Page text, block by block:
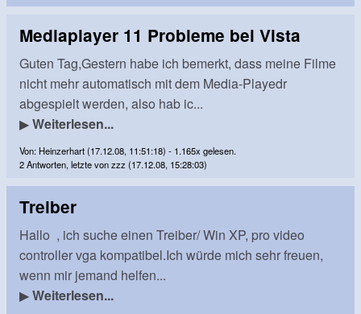
Mediaplayer 11 Probleme bei Vista
Guten Tag,Gestern habe ich bemerkt, dass meine Filme
nicht mehr automatisch mit dem Media-Playedr
abgespielt werden, also hab ic...
▶Weiterlesen...
Von: Heinzerhart (17.12.08, 11:51:18) - 1.165x gelesen.
2 Antworten, letzte von zzz (17.12.08, 15:28:03)
Treiber
Hallo , ich suche einen Treiber/ Win XP, pro video
controller vga kompatibel.Ich würde mich sehr freuen,
wenn mir jemand helfen...
▶Weiterlesen...